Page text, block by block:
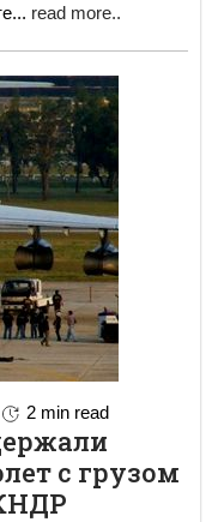
... read more..
2 min read
с грузом